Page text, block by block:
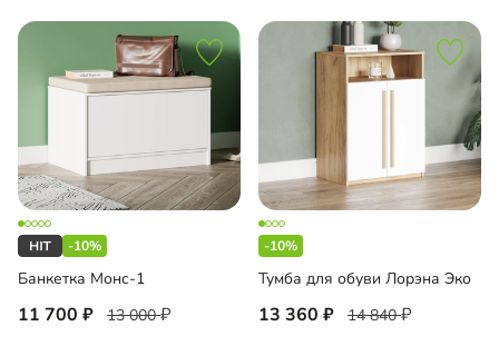
-10%
Банкетка Монс-1
11 700 13 000
-10%
Тумба для обуви Лорэна Эко
13 360 14 840